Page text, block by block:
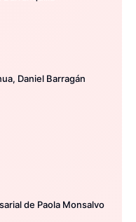
Daniel Barragán
de Paola Monsalvo